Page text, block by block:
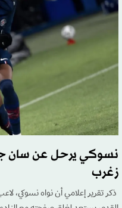
نسوكي يرحل عن سان
زغرب
ذكر تقرير إعلامي أن نواه نسوكي،